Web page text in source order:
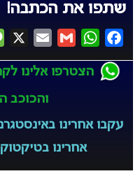
שתפו את הכתבה!
Facebook
WhatsApp
Gmail
Email
הצטרפו אלינו
והכוכב
עקבו אחרינו
אחרינו בטיקטוק